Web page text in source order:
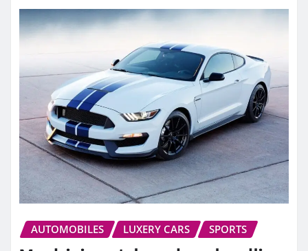
AUTOMOBILES LUXERY CARS SPORTS